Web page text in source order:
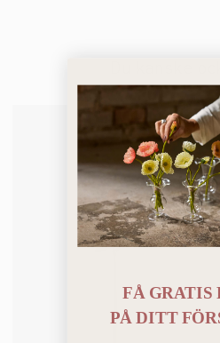
FÅ GRATIS
PÅDITT